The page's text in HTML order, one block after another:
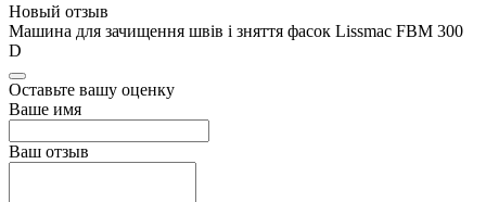
Новый отзыв
Машина для зачищення швів і зняття фасок Lissmac FBM 300
D
Оставьте вашу оценку
Ваше имя
Ваш отзыв